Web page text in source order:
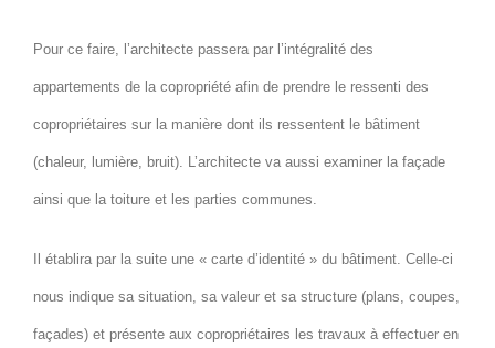
Pour ce faire, l’architecte passera par l’intégralité des
appartements de la copropriété afin de prendre le ressenti des
copropriétaires sur la manière dont ils ressentent le bâtiment
(chaleur, lumière, bruit). L’architecte va aussi examiner la façade
ainsi que la toiture et les parties communes.
Il établira par la suite une « carte d’identité » du bâtiment. Celle-ci
nous indique sa situation, sa valeur et sa structure (plans, coupes,
façades) et présente aux copropriétaires les travaux à effectuer en